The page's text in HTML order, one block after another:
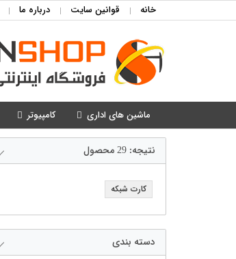
خانه قوانین سایت درباره ما
ماشین های اداری کامپیوتر
نتیجه: 29محصول
کارت شبکه
دسته بندی